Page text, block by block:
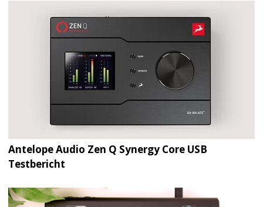
Antelope Audio Zen Q Synergy Core USB
Testbericht